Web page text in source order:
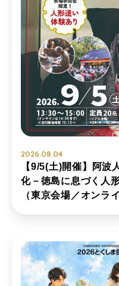
2026.08.04
【9/5(土)開催】阿波
化－徳島に息づく人
（東京会場／オンライ